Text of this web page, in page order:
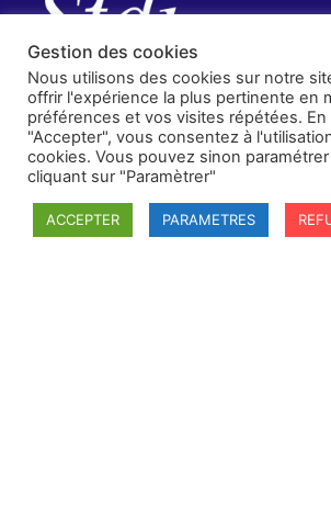
Gestion des cookies
Nous utilisons des cookies sur notre
offrir l'expérience la plus pertinente en
préférences et vos visites répétées. En
"Accepter", vous consentez à
cookies. Vous pouvez sinon
cliquant sur "Paramètrer"
ACCEPTER PARAMETRES